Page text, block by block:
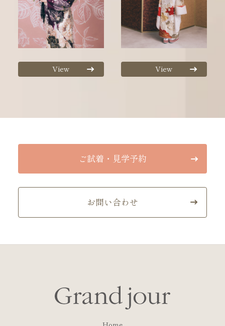
View View
ご試着・見学予約
お問い合わせ